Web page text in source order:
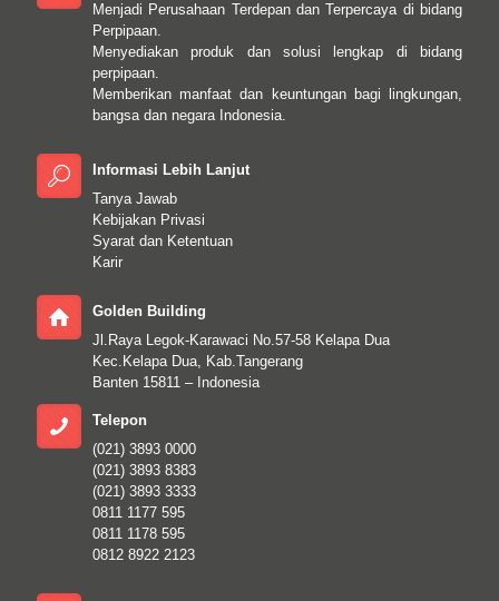
Menjadi Perusahaan Terdepan dan Terpercaya di bidang
Perpipaan.
Menyediakan produk dan solusi lengkap di bidang
perpipaan.
Memberikan manfaat dan keuntungan bagi lingkungan,
bangsa dan negara Indonesia.
Informasi Lebih Lanjut
Tanya Jawab
Kebijakan Privasi
Syarat dan Ketentuan
Karir
Golden Building
Jl.Raya Legok-Karawaci No.57-58 Kelapa Dua
Kec.Kelapa Dua, Kab.Tangerang
Banten 15811 – Indonesia
Telepon
(021) 3893 0000
(021) 3893 8383
(021) 3893 3333
0811 1177 595
0811 1178 595
0812 8922 2123